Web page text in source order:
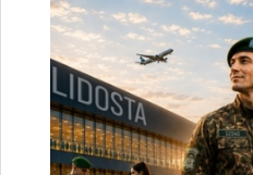
uzlabotu
Reģistrē
statistisko
apmeklētājs